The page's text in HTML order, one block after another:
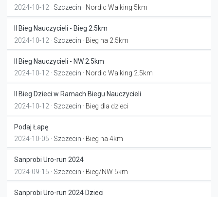
2024-10-12 · Szczecin · Nordic Walking 5km
II Bieg Nauczycieli - Bieg 2.5km
2024-10-12 · Szczecin · Bieg na 2.5km
II Bieg Nauczycieli - NW 2.5km
2024-10-12 · Szczecin · Nordic Walking 2.5km
II Bieg Dzieci w Ramach Biegu Nauczycieli
2024-10-12 · Szczecin · Bieg dla dzieci
Podaj Łapę
2024-10-05 · Szczecin · Bieg na 4km
Sanprobi Uro-run 2024
2024-09-15 · Szczecin · Bieg/NW 5km
Sanprobi Uro-run 2024 Dzieci